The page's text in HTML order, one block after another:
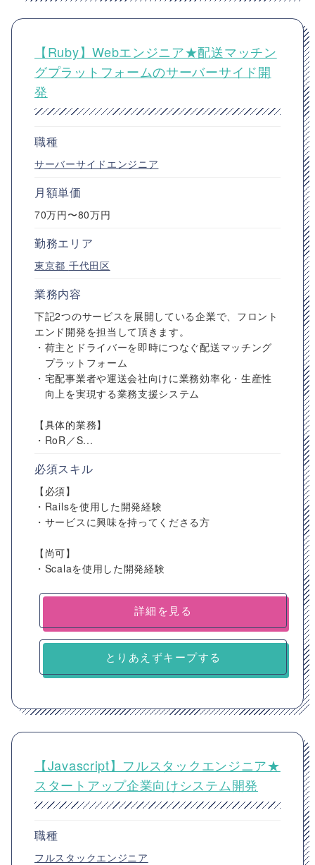
【Ruby】Webエンジニア★配送マッチン
グプラットフォームのサーバーサイド開
発
職種
サーバーサイドエンジニア
月額単価
70万円〜80万円
勤務エリア
東京都 千代田区
業務内容
下記2つのサービスを展開している企業で、フロント
エンド開発を担当して頂きます。
・荷主とドライバーを即時につなぐ配送マッチング
プラットフォーム
・宅配事業者や運送会社向けに業務効率化・生産性
向上を実現する業務支援システム
【具体的業務】
・RoR／S...
必須スキル
【必須】
・Railsを使用した開発経験
・サービスに興味を持ってくださる方
【尚可】
・Scalaを使用した開発経験
詳細を見る
とりあえずキープする
【Javascript】フルスタックエンジニア★
スタートアップ企業向けシステム開発
職種
フルスタックエンジニア